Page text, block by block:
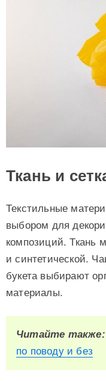
Ткань и
Текстильные
выбором для
композиций. Ткань
и синтетической.
букета выбирают
материалы.
Читайте также:
по поводу и без